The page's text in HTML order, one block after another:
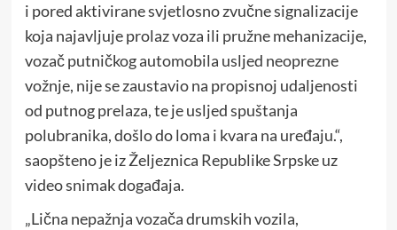
i pored aktivirane svjetlosno zvučne signalizacije
koja najavljuje prolaz voza ili pružne mehanizacije,
vozač putničkog automobila usljed neoprezne
vožnje, nije se zaustavio na propisnoj udaljenosti
od putnog prelaza, te je usljed spuštanja
polubranika, došlo do loma i kvara na uređaju.“,
saopšteno je iz Željeznica Republike Srpske uz
video snimak događaja.
„Lična nepažnja vozača drumskih vozila,